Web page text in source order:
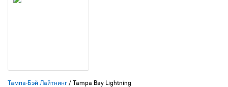
Тампа-Бэй Лайтнинг / Tampa Bay Lightning